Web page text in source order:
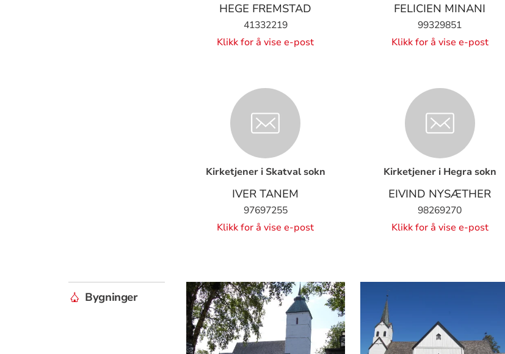
HEGE FREMSTAD
41332219
Klikk for å vise e-post
FELICIEN MINANI
99329851
Klikk for å vise e-post
Kirketjener i Skatval sokn
IVER TANEM
97697255
Klikk for å vise e-post
Kirketjener i Hegra sokn
EIVIND NYSÆTHER
98269270
Klikk for å vise e-post
Bygninger